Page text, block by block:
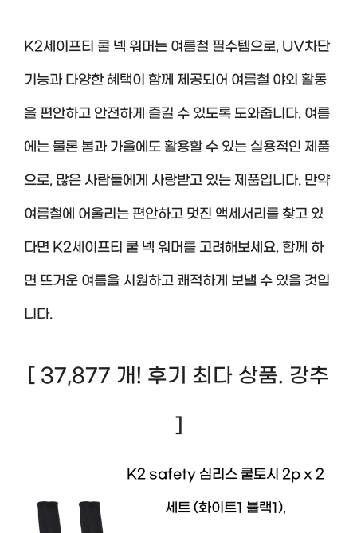
K2세이프티 쿨 넥 워머는 여름철 필수템으로, UV차단
기능과 다양한 혜택이 함께 제공되어 여름철 야외 활동
을 편안하고 안전하게 즐길 수 있도록 도와줍니다. 여름
에는 물론 봄과 가을에도 활용할 수 있는 실용적인 제품
으로, 많은 사람들에게 사랑받고 있는 제품입니다. 만약
여름철에 어울리는 편안하고 멋진 액세서리를 찾고 있
다면 K2세이프티 쿨 넥 워머를 고려해보세요. 함께 하
면 뜨거운 여름을 시원하고 쾌적하게 보낼 수 있을 것입
니다.
[ 37,877 개! 후기 최다 상품. 강추
]
K2 safety 심리스 쿨토시 2p x 2
세트 (화이트1 블랙1),